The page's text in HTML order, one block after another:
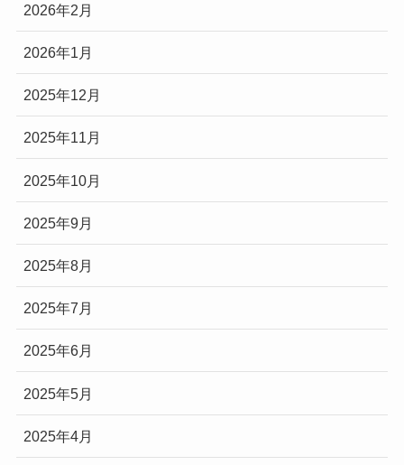
2026年2月
2026年1月
2025年12月
2025年11月
2025年10月
2025年9月
2025年8月
2025年7月
2025年6月
2025年5月
2025年4月